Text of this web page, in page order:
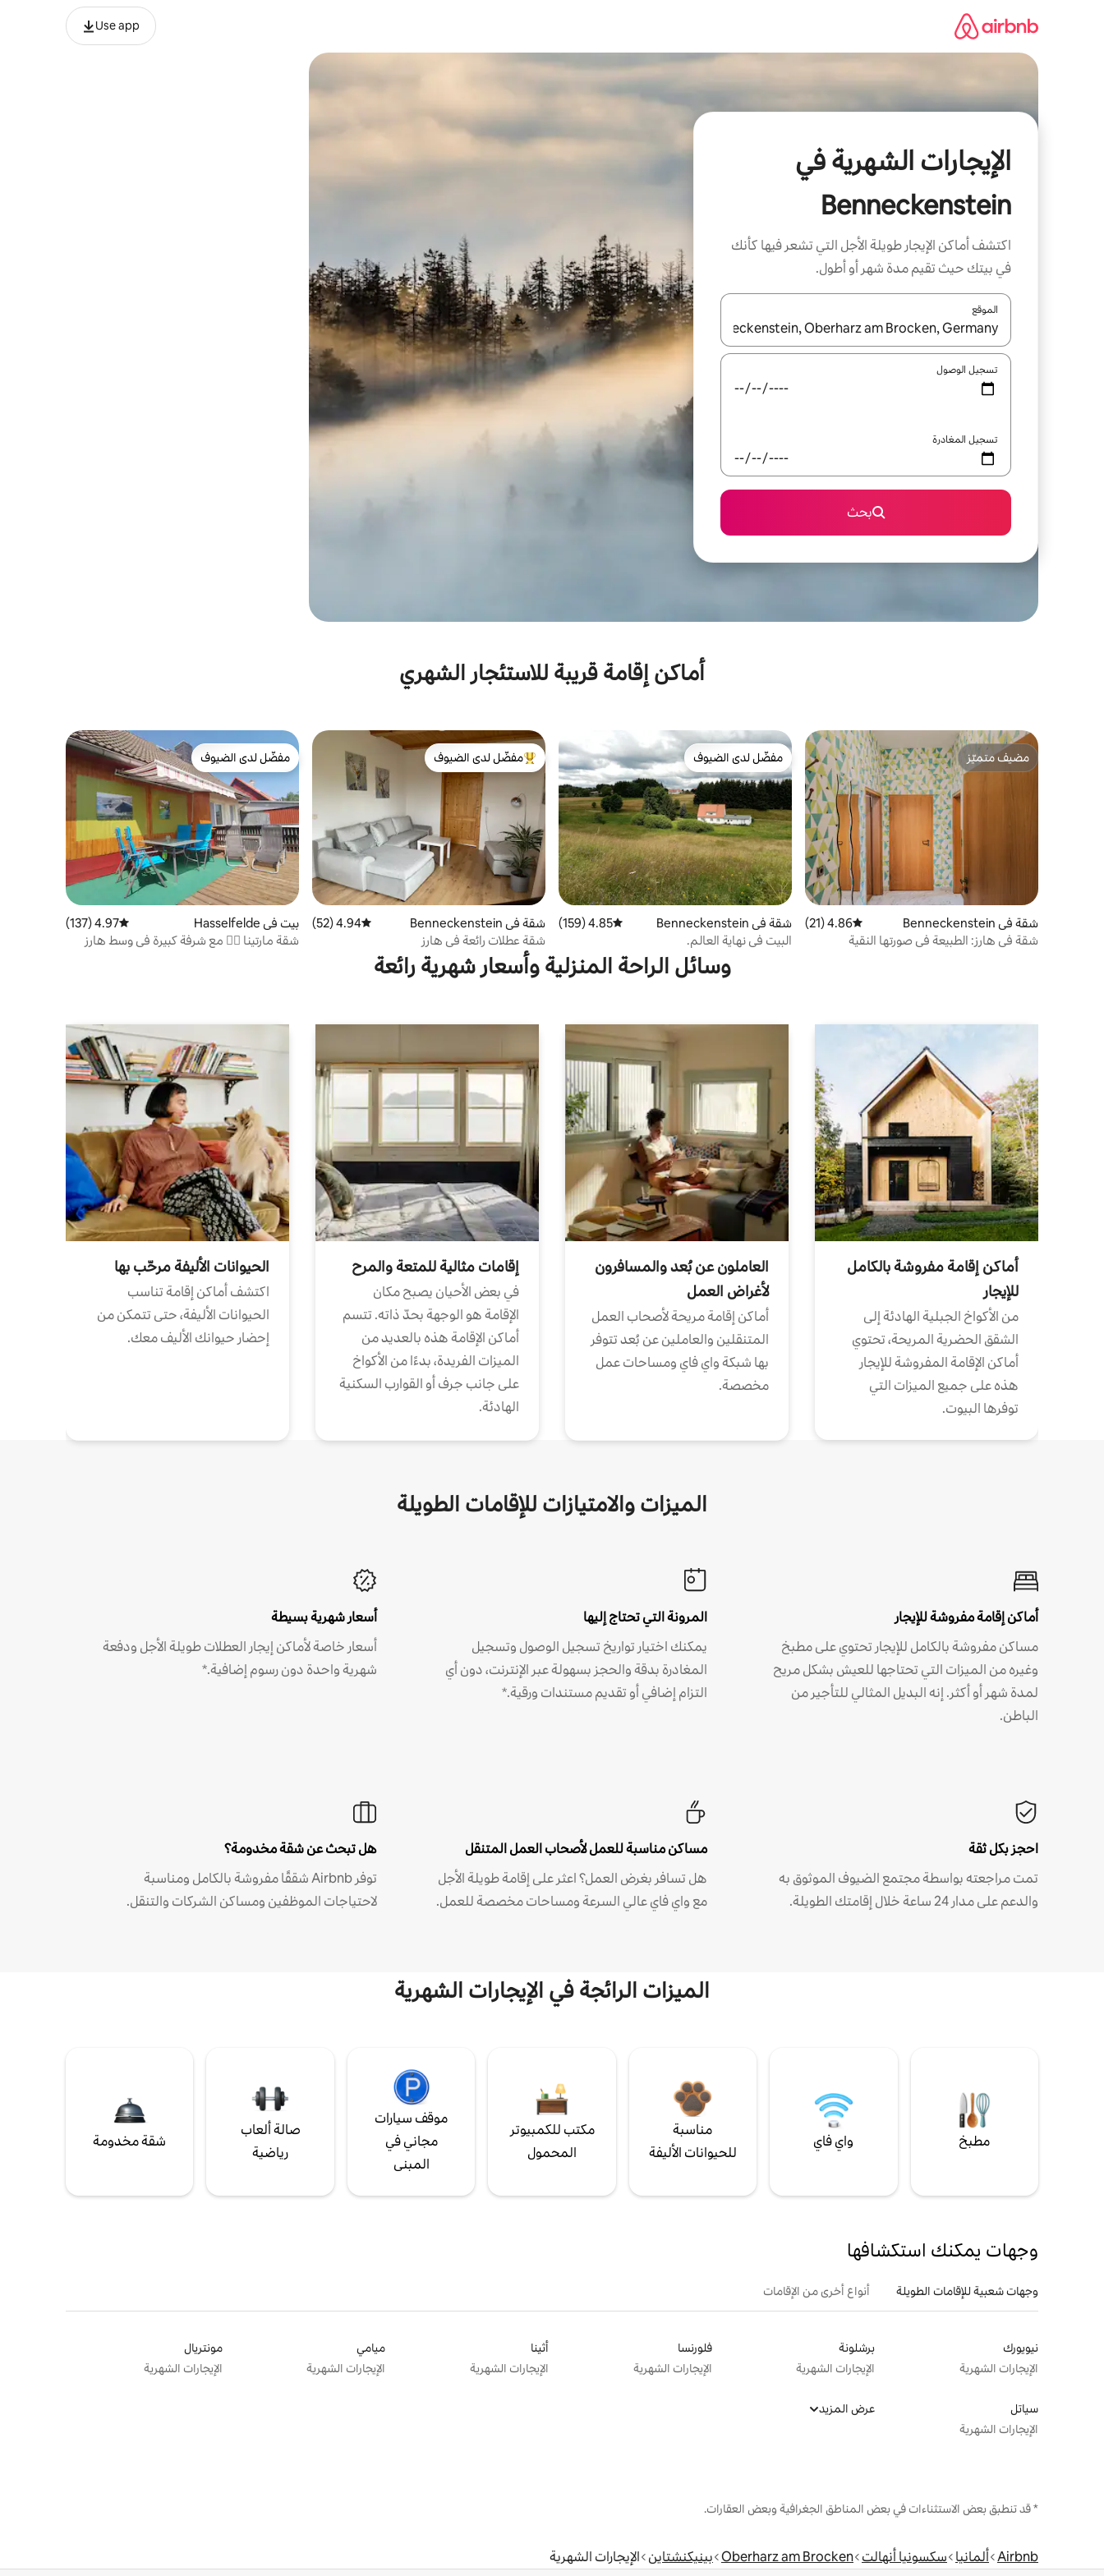
Use app
الإيجارات الشهرية في
Benneckenstein
اكتشف أماكن الإيجار طويلة الأجل التي تشعر فيها كأنك
في بيتك حيث تقيم مدة شهر أو أطول.
الموقع
عند توفر النتائج، انتقل باستخدام السهمين لأعلى ولأسفل أو استكشف عن طريق اللمس أو السحب.
تسجيل الوصول
تسجيل المغادرة
بحث
أماكن إقامة قريبة للاستئجار الشهري
مضيف متميّز
مضيف متميّز
شقة في Benneckenstein متوسط التقييم 4.86 من 5، 21 مراجعات
4.86 (21)
شقة في هارز: الطبيعة في صورتها النقية
مفضّل لدى الضيوف
مفضّل لدى الضيوف
شقة في Benneckenstein متوسط التقييم 4.85 من 5، 159 مراجعات
4.85 (159)
البيت في نهاية العالم.
من أبرز البيوت المفضّلة لدى الضيوف
مفضّل لدى الضيوف
شقة في Benneckenstein متوسط التقييم 4.94 من 5، 52 مراجعات
4.94 (52)
شقة عطلات رائعة في هارز
مفضّل لدى الضيوف
مفضّل لدى الضيوف
بيت في Hasselfelde متوسط التقييم 4.97 من 5، 137 مراجعات
4.97 (137)
شقة مارتينا 🧙‍♀️ مع شرفة كبيرة في وسط هارز
وسائل الراحة المنزلية وأسعار شهرية رائعة
أماكن إقامة مفروشة بالكامل
للإيجار
من الأكواخ الجبلية الهادئة إلى
الشقق الحضرية المريحة، تحتوي
أماكن الإقامة المفروشة للإيجار
هذه على جميع الميزات التي
توفرها البيوت.
العاملون عن بُعد والمسافرون
لأغراض العمل
أماكن إقامة مريحة لأصحاب العمل
المتنقلين والعاملين عن بُعد تتوفر
بها شبكة واي فاي ومساحات عمل
مخصصة.
إقامات مثالية للمتعة والمرح
في بعض الأحيان يصبح مكان
الإقامة هو الوجهة بحدّ ذاته. تتسم
أماكن الإقامة هذه بالعديد من
الميزات الفريدة، بدءًا من الأكواخ
على جانب جرف أو القوارب السكنية
الهادئة.
الحيوانات الأليفة مرحّب بها
اكتشف أماكن إقامة تناسب
الحيوانات الأليفة، حتى تتمكن من
إحضار حيوانك الأليف معك.
الميزات والامتيازات للإقامات الطويلة
أماكن إقامة مفروشة للإيجار
مساكن مفروشة بالكامل للإيجار تحتوي على مطبخ
وغيره من الميزات التي تحتاجها للعيش بشكل مريح
لمدة شهر أو أكثر. إنه البديل المثالي للتأجير من
الباطن.
المرونة التي تحتاج إليها
يمكنك اختيار تواريخ تسجيل الوصول وتسجيل
المغادرة بدقة والحجز بسهولة عبر الإنترنت، دون أي
التزام إضافي أو تقديم مستندات ورقية.*
أسعار شهرية بسيطة
أسعار خاصة لأماكن إيجار العطلات طويلة الأجل ودفعة
شهرية واحدة دون رسوم إضافية.*
احجز بكل ثقة
تمت مراجعته بواسطة مجتمع الضيوف الموثوق به
والدعم على مدار 24 ساعة خلال إقامتك الطويلة.
مساكن مناسبة للعمل لأصحاب العمل المتنقل
هل تسافر بغرض العمل؟ اعثر على إقامة طويلة الأجل
مع واي فاي عالي السرعة ومساحات مخصصة للعمل.
هل تبحث عن شقة مخدومة؟
توفر Airbnb شققًا مفروشة بالكامل ومناسبة
لاحتياجات الموظفين ومساكن الشركات والتنقل.
الميزات الرائجة في الإيجارات الشهرية
مطبخ واي فاي
مناسبة
للحيوانات الأليفة
مكتب للكمبيوتر
المحمول
موقف سيارات
مجاني في
المبنى
صالة ألعاب
رياضية
شقة مخدومة
وجهات يمكنك استكشافها
وجهات شعبية للإقامات الطويلة أنواع أخرى من الإقامات
نيويورك
الإيجارات الشهرية
برشلونة
الإيجارات الشهرية
فلورنسا
الإيجارات الشهرية
أثينا
الإيجارات الشهرية
ميامي
الإيجارات الشهرية
مونتريال
الإيجارات الشهرية
سياتل
الإيجارات الشهرية
عرض المزيد
* قد تنطبق بعض الاستثناءات في بعض المناطق الجغرافية وبعض العقارات.
Airbnb ألمانيا سكسونيا أنهالت Oberharz am Brocken بينيكنشتاين الإيجارات الشهرية